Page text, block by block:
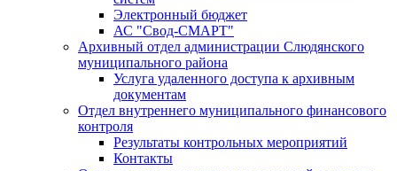
Электронный бюджет
АС "Свод-СМАРТ"
Архивный отдел администрации Слюдянского
муниципального района
Услуга удаленного доступа к архивным
документам
Отдел внутреннего муниципального финансового
контроля
Результаты контрольных мероприятий
Контакты